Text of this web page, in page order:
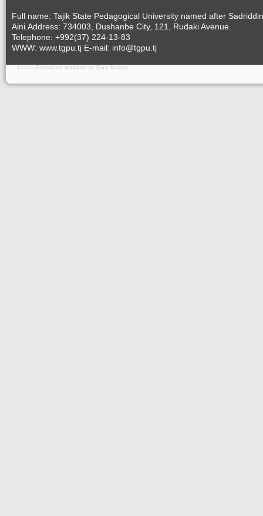
Full name: Tajik State Pedagogical University named after Sadriddin
Aini.Address: 734003, Dushanbe City, 121, Rudaki Avenue.
Telephone: +992(37) 224-13-83
WWW: www.tgpu.tj E-mail: info@tgpu.tj
Joomla Education template by Earn Money.